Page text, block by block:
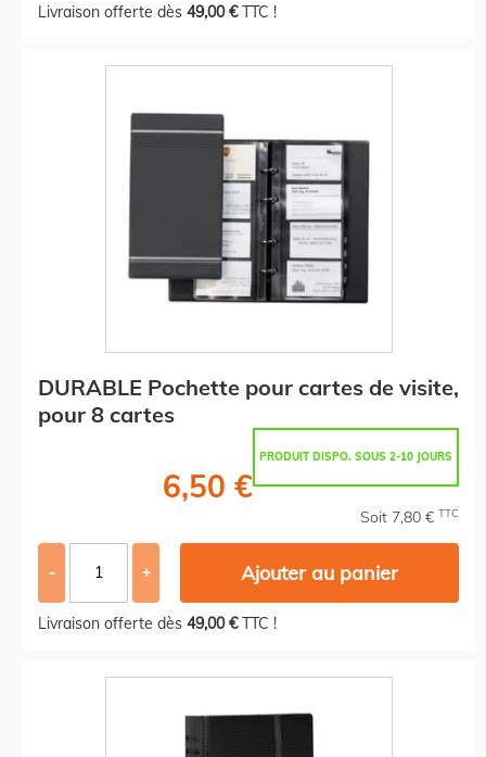
Livraison offerte dès 49,00 €TTC !
DURABLE Pochette pour cartes de visite,
pour 8 cartes
PRODUIT DISPO. SOUS 2-10 JOURS
6,50 €
Soit 7,80 € TTC
- + Ajouter au panier
Livraison offerte dès 49,00 €TTC !